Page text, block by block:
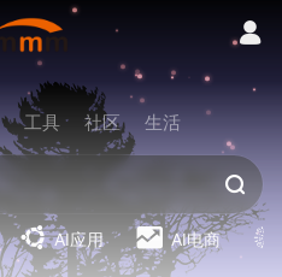
工具 社区 生活
AI应用 AI电商